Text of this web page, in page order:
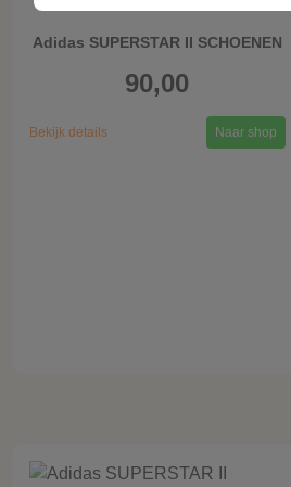
Adidas SUPERSTAR II SCHOENEN
90,00
Bekijk details Naar shop